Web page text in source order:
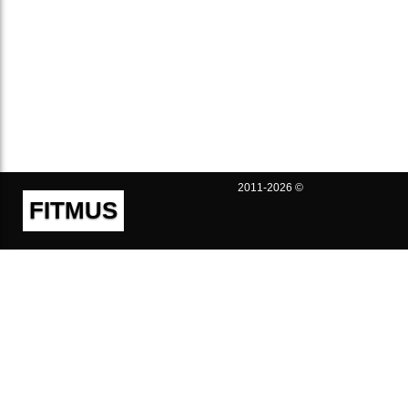
FITMUS
2011-2026 ©